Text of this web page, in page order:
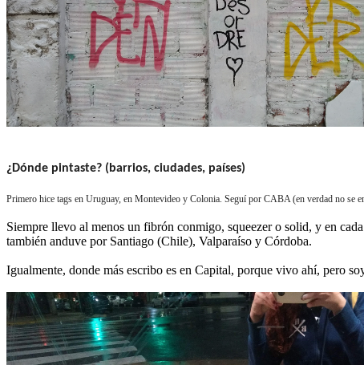
¿Dónde pintaste? (barrios, ciudades, países)
Primero hice tags en Uruguay, en Montevideo y Colonia. Seguí por CABA (en verdad no se
Siempre llevo al menos un fibrón conmigo, squeezer o solid, y en
también anduve por Santiago (Chile), Valparaíso y Córdoba.
Igualmente, donde más escribo es en Capital, porque vivo ahí, pero